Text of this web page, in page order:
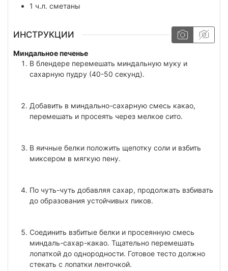
1 ч.л. сметаны
ИНСТРУКЦИИ
Миндальное печенье
В блендере перемешать миндальную муку и
сахарную пудру (40-50 секунд).
Добавить в миндально-сахарную смесь какао,
перемешать и просеять через мелкое сито.
В яичные белки положить щепотку соли и взбить
миксером в мягкую пену.
По чуть-чуть добавляя сахар, продолжать взбивать
до образования устойчивых пиков.
Соединить взбитые белки и просеянную смесь
миндаль-сахар-какао. Тщательно перемешать
лопаткой до однородности. Готовое тесто должно
стекать с лопатки ленточкой.